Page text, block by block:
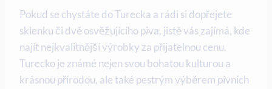
Pokud se chystáte do Turecka a rádi si dopřejete
sklenku či dvě osvěžujícího piva, jistě vás zajímá, kde
najít nejkvalitnější výrobky za přijatelnou cenu.
Turecko je známé nejen svou bohatou kulturou a
krásnou přírodou, ale také pestrým výběrem pivních